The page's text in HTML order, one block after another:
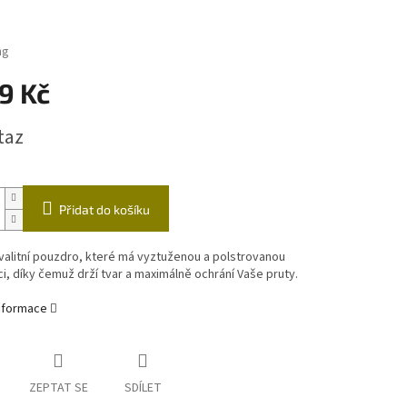
Kč
Přidat do košíku
pouzdro, které má vyztuženou a polstrovanou
díky čemuž drží tvar a maximálně ochrání Vaše pruty.
ZEPTAT SE SDÍLET